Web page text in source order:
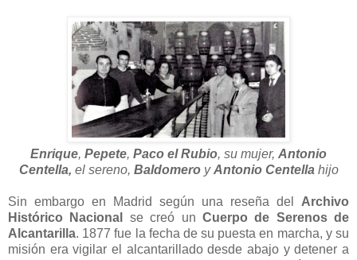
Enrique, Pepete, Paco el Rubio, su mujer, Antonio
Centella, el sereno, BaldomeroyAntonio Centella hijo
Sin embargo en Madrid según una reseña del Archivo
Histórico Nacional
se creó un Cuerpo de Serenos de
Alcantarilla. 1877 fue la fecha de su puesta en marcha, y su
misión era vigilar el alcantarillado desde abajo y detener a